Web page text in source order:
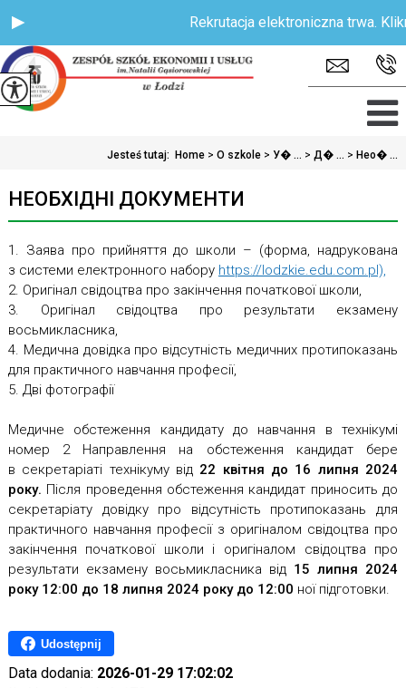
Rekrutacja elektroniczna trwa.
Jesteś tutaj: Home > O szkole > У� ... > Д� ... > Нео� ...
НЕОБХІДНІ ДОКУМЕНТИ
1. Заява про прийняття до школи – (форма, надрукована
з системи електронного набору https://lodzkie.edu.com.pl),
2. Оригінал свідоцтва про закінчення початкової школи,
3. Оригінал свідоцтва про результати екзамену
восьмикласника,
4. Медична довідка про відсутність медичних протипоказань
для практичного навчання професії,
5. Дві фотографії
Медичне обстеження кандидату до навчання в технікумі
номер 2 Направлення на обстеження кандидат бере
в секретаріаті технікуму від 22 квітня до 16 липня 2024
року. Після проведення обстеження кандидат приносить до
секретаріату довідку про відсутність протипоказань для
практичного навчання професії з оригіналом свідоцтва про
закінчення початкової школи і оригіналом свідоцтва про
результати екзамену восьмикласника від 15 липня 2024
року 12:00 до 18 липня 2024 року до 12:00 ної підготовки.
Udostępnij
Data dodania: 2026-01-29 17:02:02